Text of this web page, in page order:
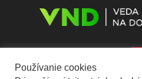
Používanie cookies